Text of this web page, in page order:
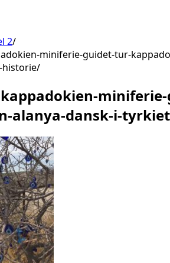
2
miniferie-guidet-tur-
alanya-dansk-i-